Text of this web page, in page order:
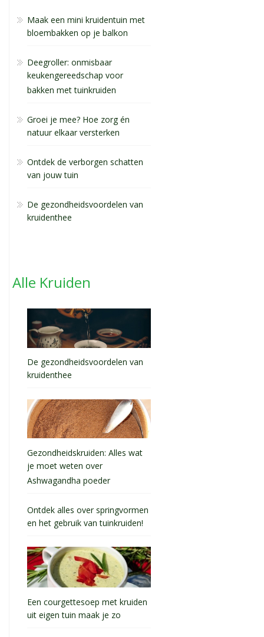
Maak een mini kruidentuin met
bloembakken op je balkon
Deegroller: onmisbaar
keukengereedschap voor
bakken met tuinkruiden
Groei je mee? Hoe zorg én
natuur elkaar versterken
Ontdek de verborgen schatten
van jouw tuin
De gezondheidsvoordelen van
kruidenthee
Alle Kruiden
De gezondheidsvoordelen van
kruidenthee
Gezondheidskruiden: Alles wat
je moet weten over
Ashwagandha poeder
Ontdek alles over springvormen
en het gebruik van tuinkruiden!
Een courgettesoep met kruiden
uit eigen tuin maak je zo